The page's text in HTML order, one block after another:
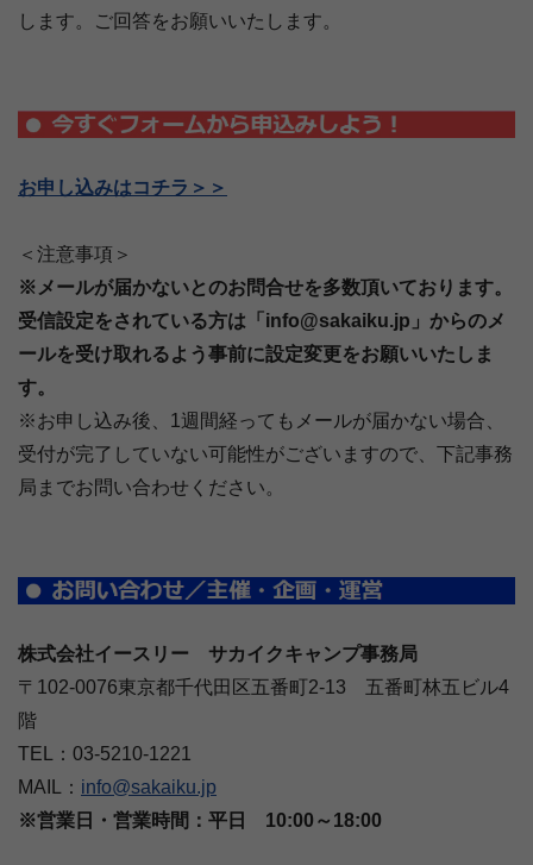
します。ご回答をお願いいたします。
お申し込みはコチラ＞＞
＜注意事項＞
※メールが届かないとのお問合せを多数頂いております。
受信設定をされている方は「info@sakaiku.jp」からのメ
ールを受け取れるよう事前に設定変更をお願いいたしま
す。
※お申し込み後、1週間経ってもメールが届かない場合、
受付が完了していない可能性がございますので、下記事務
局までお問い合わせください。
株式会社イースリー サカイクキャンプ事務局
〒102-0076東京都千代田区五番町2-13 五番町林五ビル4
階
TEL：03-5210-1221
MAIL： info@sakaiku.jp
※営業日・営業時間：平日 10:00～18:00